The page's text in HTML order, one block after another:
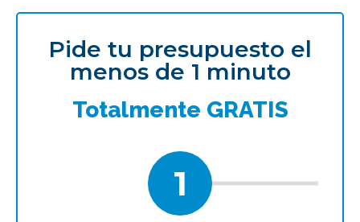
Pide tu presupuesto el
menos de 1 minuto
Totalmente GRATIS
1